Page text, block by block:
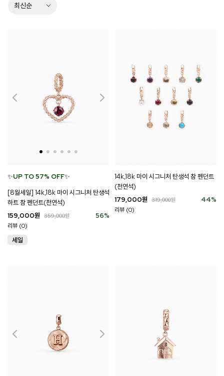
✨UP TO 57% OFF✨
[8월세일] 14k,18k 마이 시그니처 탄생석
하트 참 펜던트(천연석)
56%
159,000원 359,000원
리뷰 (0)
14k,18k 마이 시그니처 탄생석 참 펜던트
(천연석)
44%
179,000원 319,000원
리뷰 (0)